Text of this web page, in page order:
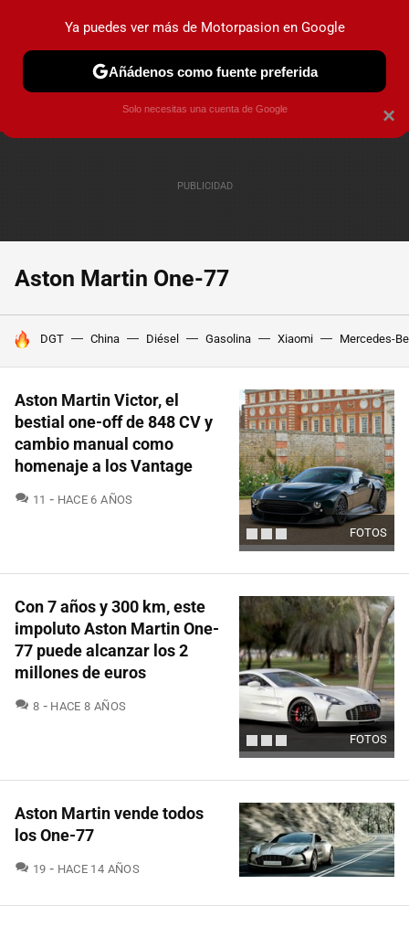
PRUEBAS COCHES ELÉCTRICOS OBSERVATORIO
Aston Martin One-77
HOY SE HABLA DE
DGT China Diésel Gasolina Xiaomi Mercedes-
FOTOS
Aston Martin Victor, el
bestial one-off de 848 CV y
cambio manual como
homenaje a los Vantage
11 COMENTARIOS
HACE 6 AÑOS
FOTOS
Con 7 años y 300 km, este
impoluto Aston Martin One-
77 puede alcanzar los 2
millones de euros
8 COMENTARIOS
HACE 8 AÑOS
Aston Martin vende todos
los One-77
19 COMENTARIOS
HACE 14 AÑOS
×
Ya puedes ver más de Motorpasion en Google
Añádenos como fuente preferida
Solo necesitas una cuenta de Google